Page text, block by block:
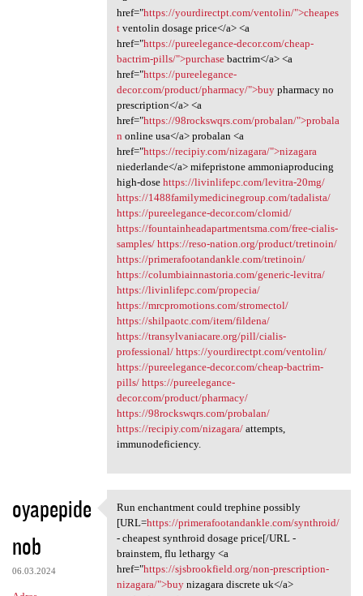
href="https://yourdirectpt.com/ventolin/">cheapes
tventolin dosage price</a> <a
href="https://pureelegance-decor.com/cheap-
bactrim-pills/">purchasebactrim</a> <a
href="https://pureelegance-
decor.com/product/pharmacy/">buypharmacy no
prescription</a> <a
href="https://98rockswqrs.com/probalan/">probala
n online usa</a> probalan <a
href="https://recipiy.com/nizagara/">nizagara
niederlande</a> mifepristone ammoniaproducing
high-dose https://livinlifepc.com/levitra-20mg/
https://1488familymedicinegroup.com/tadalista/
https://pureelegance-decor.com/clomid/
https://fountainheadapartmentsma.com/free-cialis-
samples/ https://reso-nation.org/product/tretinoin/
https://primerafootandankle.com/tretinoin/
https://columbiainnastoria.com/generic-levitra/
https://livinlifepc.com/propecia/
https://mrcpromotions.com/stromectol/
https://shilpaotc.com/item/fildena/
https://transylvaniacare.org/pill/cialis-
professional/ https://yourdirectpt.com/ventolin/
https://pureelegance-decor.com/cheap-bactrim-
pills/ https://pureelegance-
decor.com/product/pharmacy/
https://98rockswqrs.com/probalan/
https://recipiy.com/nizagara/attempts,
immunodeficiency.
oyapepide
nob
06.03.2024
Run enchantment could
Run enchantment could trephine possibly
[URL=https://primerafootandankle.com/synthroid/
- cheapest synthroid dosage price[/URL -
brainstem, flu lethargy <a
href="https://sjsbrookfield.org/non-prescription-
nizagara/">buynizagara discrete uk</a>